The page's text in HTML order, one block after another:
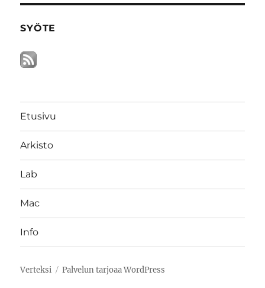
SYÖTE
Etusivu
Arkisto
Lab
Mac
Info
Verteksi Palvelun tarjoaa WordPress